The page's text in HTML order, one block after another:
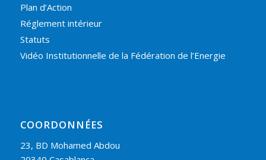
Plan d’Action
Réglement intérieur
Statuts
Vidéo Institutionnelle de la Fédération de l’Energie
COORDONNÉES
23, BD Mohamed Abdou